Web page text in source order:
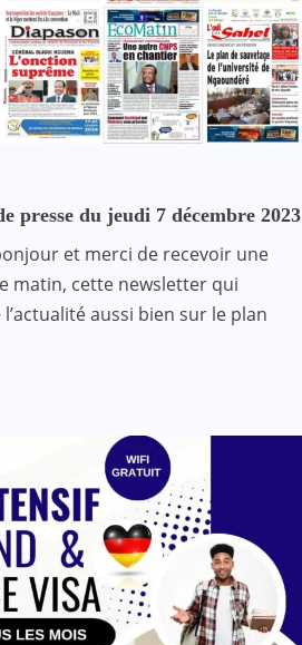
presse du jeudi 7 décembre 2023
et merci de recevoir une
matin, cette newsletter qui
aussi bien sur le plan